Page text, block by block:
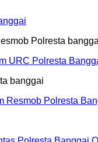
URC Polresta
Resmob Polresta